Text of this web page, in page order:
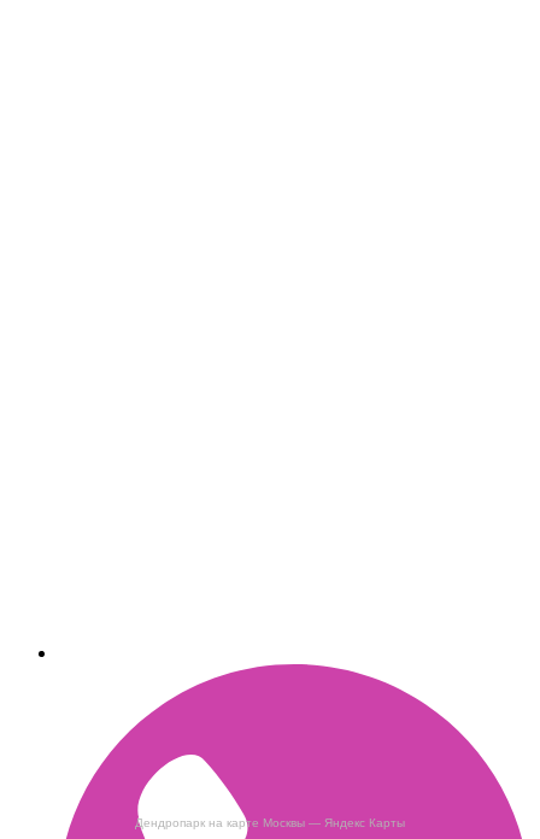
Дендропарк на карте Москвы — Яндекс Карты